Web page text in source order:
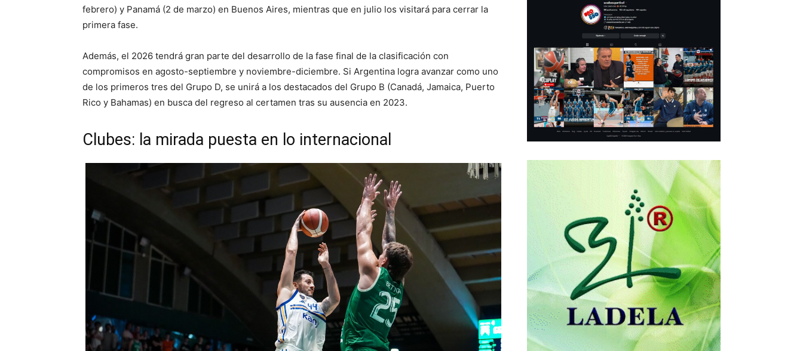
febrero) y Panamá (2 de marzo) en Buenos Aires, mientras que en julio los visitará para cerrar la
primera fase.
Además, el 2026 tendrá gran parte del desarrollo de la fase final de la clasificación con
compromisos en agosto-septiembre y noviembre-diciembre. Si Argentina logra avanzar como uno
de los primeros tres del Grupo D, se unirá a los destacados del Grupo B (Canadá, Jamaica, Puerto
Rico y Bahamas) en busca del regreso al certamen tras su ausencia en 2023.
Clubes: la mirada puesta en lo internacional